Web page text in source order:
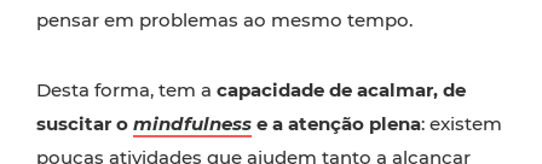
pensar em problemas ao mesmo tempo.
Desta forma, tem a capacidade de acalmar, de
suscitar o mindfulness e a atenção plena: existem
poucas atividades que ajudem tanto a alcançar